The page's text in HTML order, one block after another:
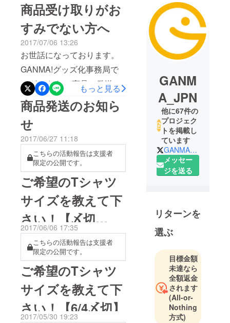
商品受け取りがお
すみでない方へ
2017/07/06 13:26
お世話になっております。
GANMA!グッズ化事務局で
ございます。 商品の発送を
行いましたが、一部の支援
者様に対して、住所情報不
明により商品をお届けでき
ていない状況となっており
ます。 商品をまだ受け取っ
ていらっしゃらない方は下
記へご一報いただきますよ
うお願いいたします。 cf-
support@comicsmart.co.jp
GANMA!グッズ化事務局宛
お手数をお掛けして恐縮で
はございますが、どうぞ宜
しくお願いいたします。
もっと見る
商品発送のお知ら
せ
2017/06/27 11:18
こちらの活動報告は支援者
限定の公開です。
ご希望のTシャツ
サイズを教えて下
さい！【〆切
6/11(日)まで延
長】
2017/06/06 17:35
こちらの活動報告は支援者
限定の公開です。
ご希望のTシャツ
サイズを教えて下
さい！【6/4〆切】
2017/05/30 19:23
GANM
A_JPN
他に67件の
プロジェク
トを掲載し
ています
GANMA_JPN
メッセー
ジを送る
リターンを
選ぶ
目標金額
未達なら
全額返金
されます
(All-or-
Nothing
方式)